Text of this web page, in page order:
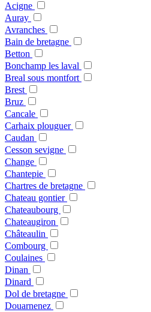
Acigne
Auray
Avranches
Bain de bretagne
Betton
Bonchamp les laval
Breal sous montfort
Brest
Bruz
Cancale
Carhaix plouguer
Caudan
Cesson sevigne
Change
Chantepie
Chartres de bretagne
Chateau gontier
Chateaubourg
Chateaugiron
Châteaulin
Combourg
Coulaines
Dinan
Dinard
Dol de bretagne
Douarnenez